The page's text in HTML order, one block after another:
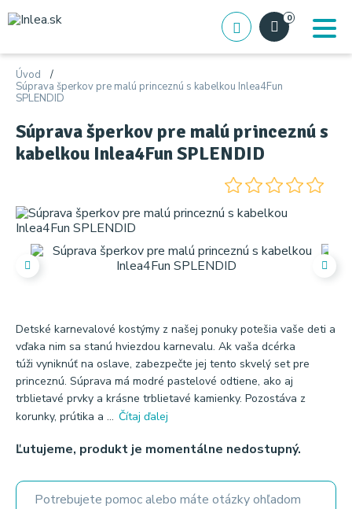
0
Úvod
Súprava šperkov pre malú princeznú s kabelkou Inlea4Fun
SPLENDID
Súprava šperkov pre malú princeznú s
kabelkou Inlea4Fun SPLENDID
Detské karnevalové kostýmy z našej ponuky potešia vaše deti a
vďaka nim sa stanú hviezdou karnevalu. Ak vaša dcérka
túži vyniknúť na oslave, zabezpečte jej tento skvelý set pre
princeznú. Súprava má modré pastelové odtiene, ako aj
trblietavé prvky a krásne trblietavé kamienky. Pozostáva z
korunky, prútika a ... Čítaj ďalej
Ľutujeme, produkt je momentálne nedostupný.
Potrebujete pomoc alebo máte otázky ohľadom